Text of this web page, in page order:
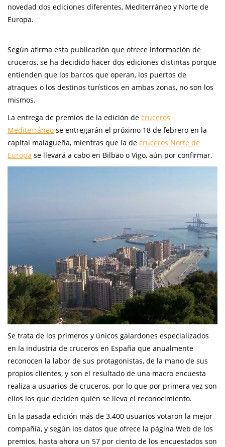
novedad dos ediciones diferentes, Mediterráneo y Norte de
Europa.
Según afirma esta publicación que ofrece información de
cruceros, se ha decidido hacer dos ediciones distintas porque
entienden que los barcos que operan, los puertos de
atraques o los destinos turísticos en ambas zonas, no son los
mismos.
La entrega de premios de la edición de cruceros
Mediterráneo se entregarán el próximo 18 de febrero en la
capital malagueña, mientras que la de cruceros Norte de
Europa se llevará a cabo en Bilbao o Vigo, aún por confirmar.
Se trata de los primeros y únicos galardones especializados
en la industria de cruceros en España que anualmente
reconocen la labor de sus protagonistas, de la mano de sus
propios clientes, y son el resultado de una macro encuesta
realiza a usuarios de cruceros, por lo que por primera vez son
ellos los que deciden quién se lleva el reconocimiento.
En la pasada edición más de 3.400 usuarios votaron la mejor
compañía, y según los datos que ofrece la página Web de los
premios, hasta ahora un 57 por ciento de los encuestados son